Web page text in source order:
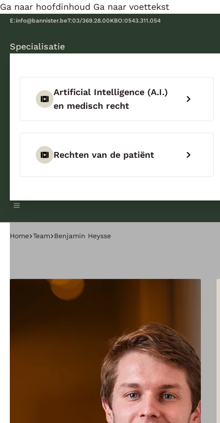
Ga naar hoofdinhoud Ga naar voettekst
E:info@bannister.beT:03/369.28.00KBO:0543.311.054
Specialisatie
Artificial Intelligence (A.I.)
en medisch recht
Rechten van de patiënt
Home Team Benjamin Heysse